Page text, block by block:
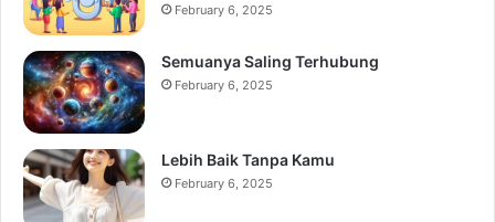
February 6, 2025
Semuanya Saling Terhubung
February 6, 2025
Lebih Baik Tanpa Kamu
February 6, 2025